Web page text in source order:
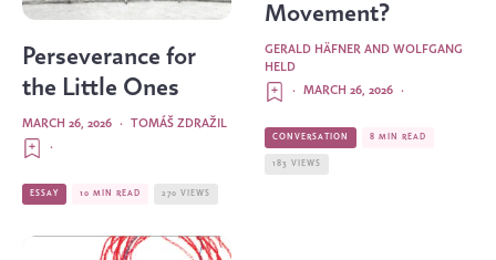
Perseverance for
the Little Ones
TOMÁŠ ZDRAŽIL
·
MARCH 26, 2026
·
ESSAY 10 MIN READ 270 VIEWS
Movement?
GERALD HÄFNER AND WOLFGANG
HELD
·
MARCH 26, 2026
·
CONVERSATION 8 MIN READ
183 VIEWS